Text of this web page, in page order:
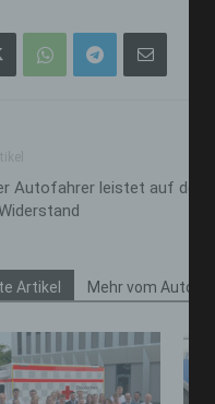
Autofahrer leistet auf der
Artikel Mehr vom Autor